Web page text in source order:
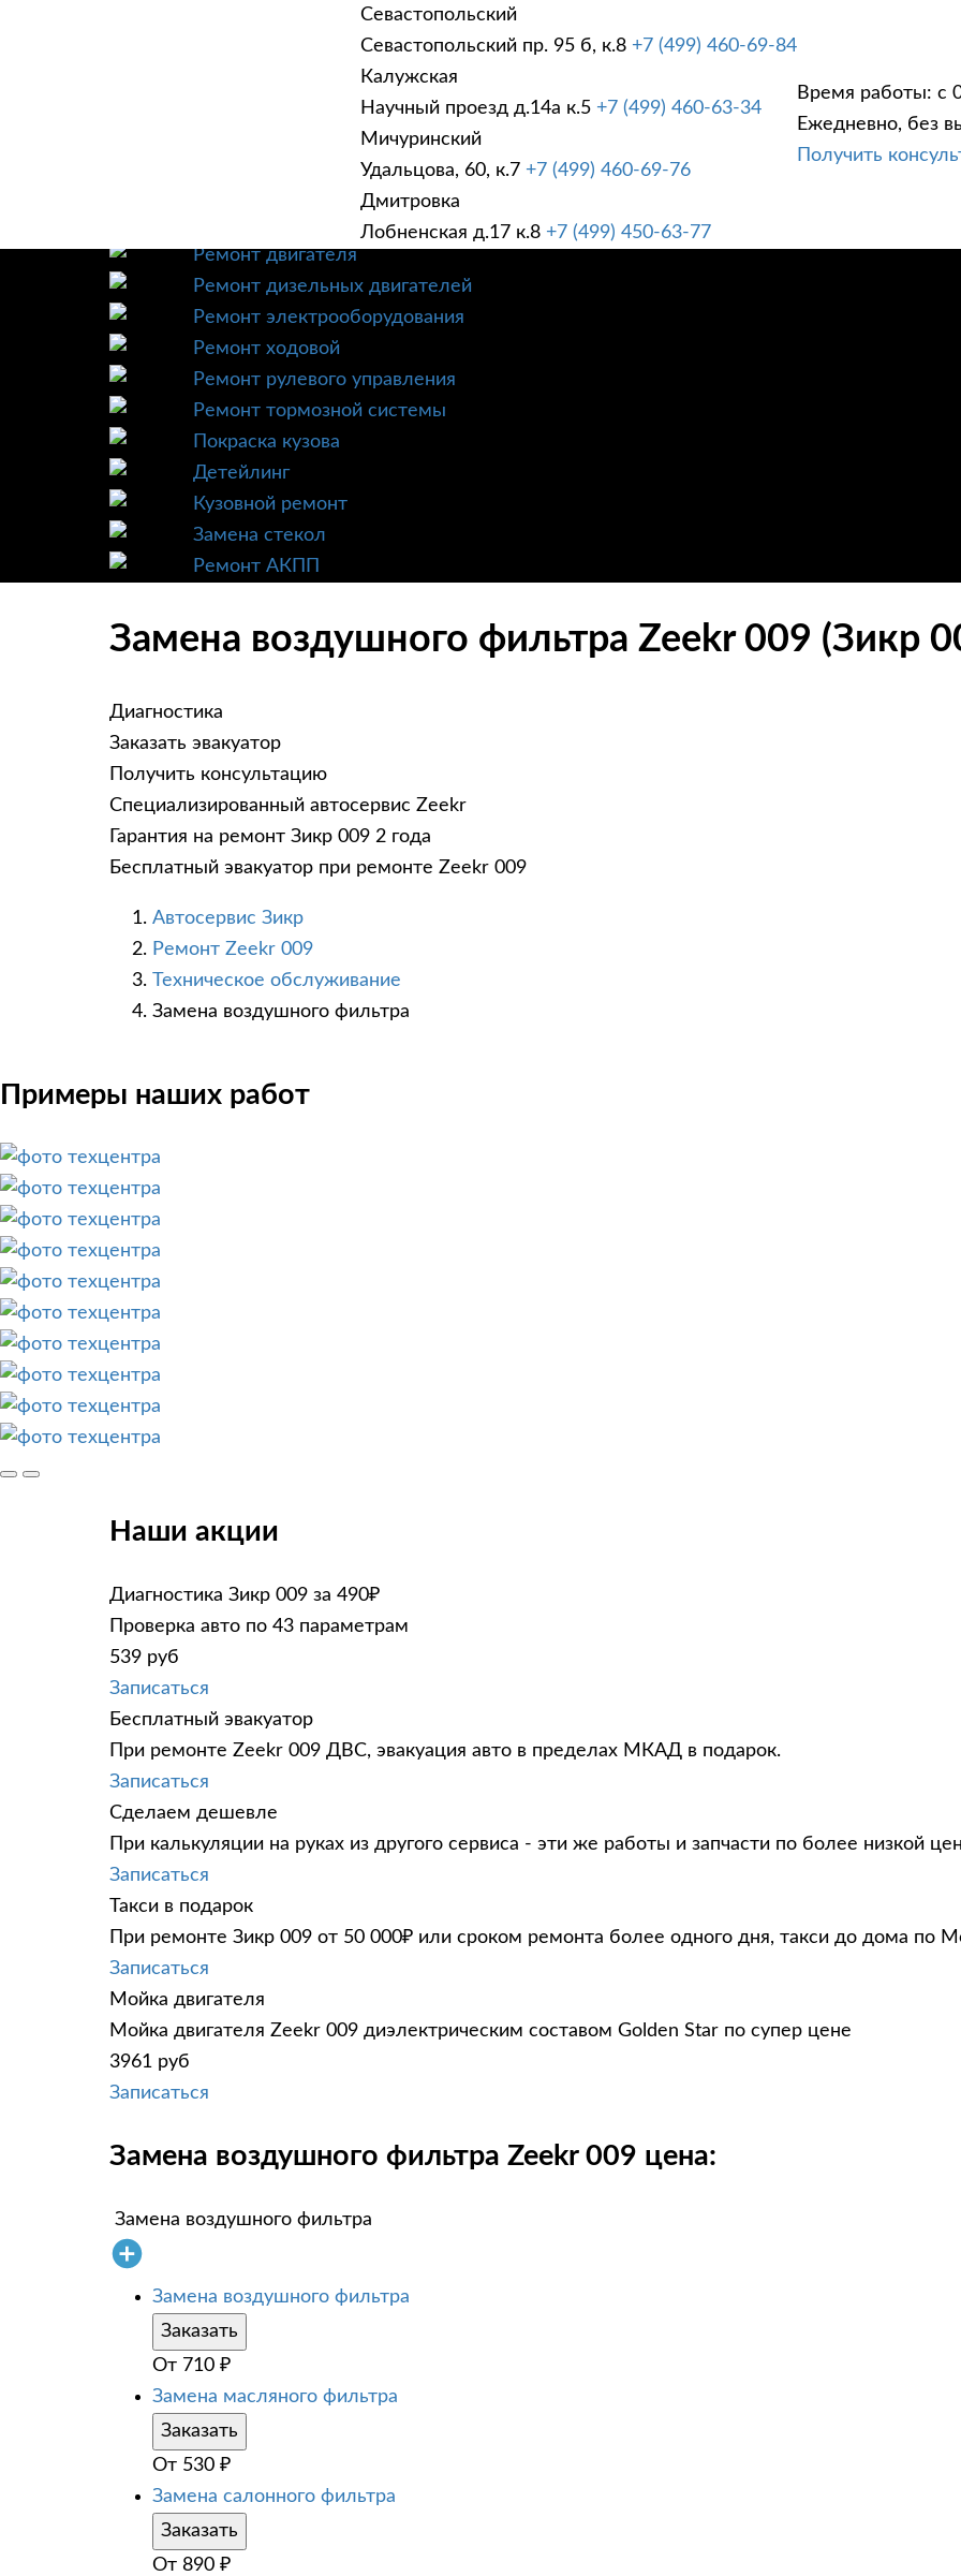
Севастопольский
Севастопольский пр. 95 б, к.8 +7 (499) 460-69-84
Калужская
Научный проезд д.14а к.5 +7 (499) 460-63-34
Мичуринский
Удальцова, 60, к.7 +7 (499) 460-69-76
Дмитровка
Лобненская д.17 к.8 +7 (499) 450-63-77
Время работы: с
Ежедневно, без
Получить
УСЛУГИ
Техническое обслуживание
Ремонт трансмиссии
Ремонт двигателя
Ремонт дизельных двигателей
Ремонт электрооборудования
Ремонт ходовой
Ремонт рулевого управления
Ремонт тормозной системы
Покраска кузова
Детейлинг
Кузовной ремонт
Замена стекол
Ремонт АКПП
Замена воздушного фильтра Zeekr 009 (Зикр
Диагностика
Заказать эвакуатор
Получить консультацию
Специализированный автосервис Zeekr
Гарантия на ремонт Зикр 009 2 года
Бесплатный эвакуатор при ремонте Zeekr 009
Автосервис Зикр
Ремонт Zeekr 009
Техническое обслуживание
Замена воздушного фильтра
Примеры наших работ
Наши акции
Диагностика Зикр 009 за 490₽
Проверка авто по 43 параметрам
539 руб
Записаться
Бесплатный эвакуатор
При ремонте Zeekr 009 ДВС, эвакуация авто в пределах МКАД в подарок.
Записаться
Сделаем дешевле
При калькуляции на руках из другого сервиса - эти же работы и запчасти по более низкой
Записаться
Такси в подарок
При ремонте Зикр 009 от 50 000₽ или сроком ремонта более одного дня, такси до дома по
Записаться
Мойка двигателя
Мойка двигателя Zeekr 009 диэлектрическим составом Golden Star по супер цене
3961 руб
Записаться
Замена воздушного фильтра Zeekr 009 цена:
Замена воздушного фильтра
Замена воздушного фильтра
Заказать
От 710 ₽
Замена масляного фильтра
Заказать
От 530 ₽
Замена салонного фильтра
Заказать
От 890 ₽